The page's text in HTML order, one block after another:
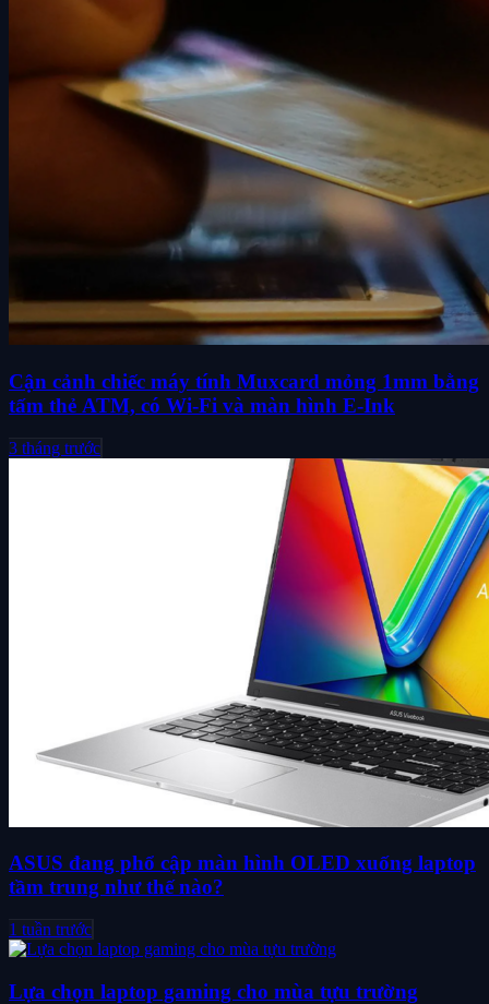
Cận cảnh chiếc máy tính Muxcard mỏng 1mm bằng
tấm thẻ ATM, có Wi-Fi và màn hình E-Ink
3 tháng trước
ASUS đang phổ cập màn hình OLED xuống laptop
tầm trung như thế nào?
1 tuần trước
Lựa chọn laptop gaming cho mùa tựu trường